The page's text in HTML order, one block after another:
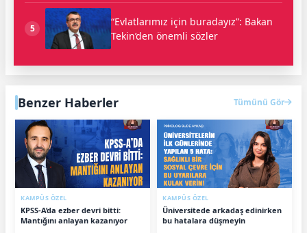
5
“Evlatlarımız için buradayız”: Bakan
Tekin’den önemli sözler
Benzer Haberler Tümünü Gör
KAMPÜS ÖZEL
KPSS-A’da ezber devri bitti:
Mantığını anlayan kazanıyor
KAMPÜS ÖZEL
Üniversitede arkadaş edinirken
bu hatalara düşmeyin